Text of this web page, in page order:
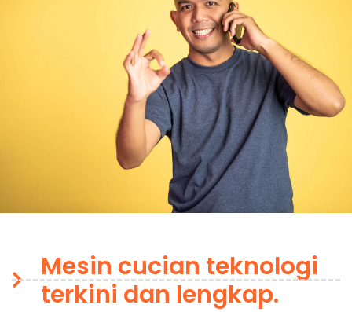
Mesin cucian teknologi
terkini dan lengkap.